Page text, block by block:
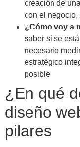
creación de
con el negocio,
¿Cómo voy a
saber si se
necesario
estratégico
posible
¿En qué
diseño
pilares